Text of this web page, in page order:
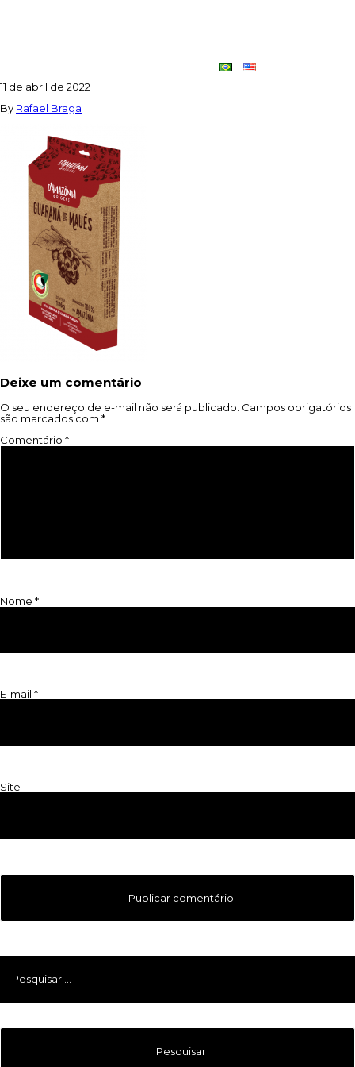
11 de abril de 2022
By Rafael Braga
Deixe um comentário
O seu endereço de e-mail não será publicado. Campos obrigatórios
são marcados com *
Comentário *
Nome *
E-mail *
Site
Pesquisar